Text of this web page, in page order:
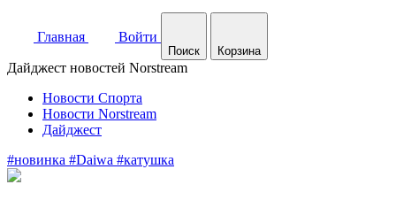
Главная Войти
Поиск Корзина
Дайджест новостей Norstream
Новости Спорта
Новости Norstream
Дайджест
#новинка #Daiwa #катушка